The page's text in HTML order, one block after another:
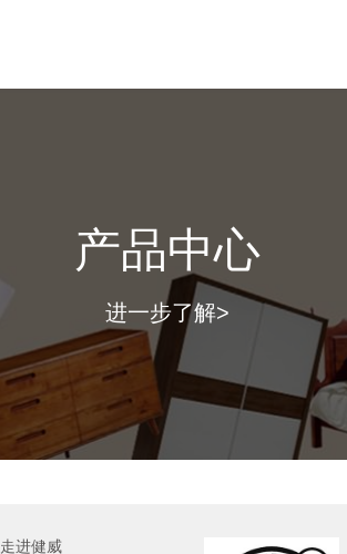
（ 网站图片仅供参考，具体款式以门店上样实物为准。）
产品中心
进一步了解>
走进健威